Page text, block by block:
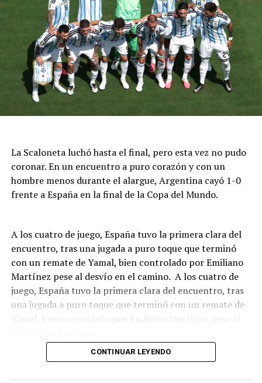
La Scaloneta luchó hasta el final, pero esta vez no pudo
coronar. En un encuentro a puro corazón y con un
hombre menos durante el alargue, Argentina cayó 1-0
frente a España en la final de la Copa del Mundo.
A los cuatro de juego, España tuvo la primera clara del
encuentro, tras una jugada a puro toque que terminó
con un remate de Yamal, bien controlado por Emiliano
Martínez pese al desvío en el camino. A los cuatro de
juego, España tuvo la primera clara del encuentro, tras
una jugada a puro toque que terminó con un remate de
CONTINUAR LEYENDO